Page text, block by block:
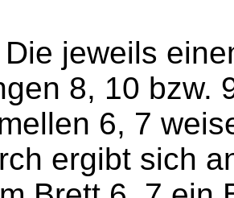
Die jeweils
8, 10 bzw.
6, 7
ergibt sich